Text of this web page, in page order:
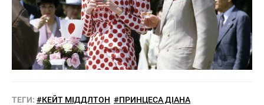
ТЕГИ: #КЕЙТ МІДДЛТОН #ПРИНЦЕСА ДІАНА